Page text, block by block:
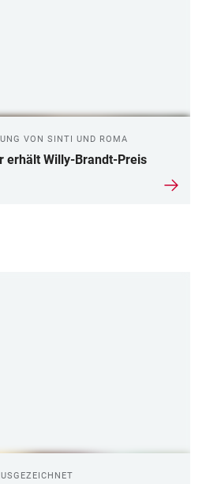
VON SINTI UND ROMA
erhält Willy-Brandt-Preis